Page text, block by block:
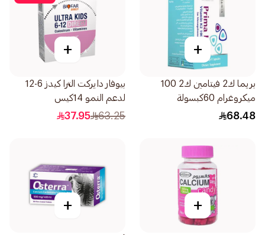
+
بريما ك2 فيتامين ك2 100
ميكروغرام 60كبسولة
68.48
+
بيوفار دايركت الترا كيدز 6-12
لدعم النمو 14كيس
63.25
37.95
+
+